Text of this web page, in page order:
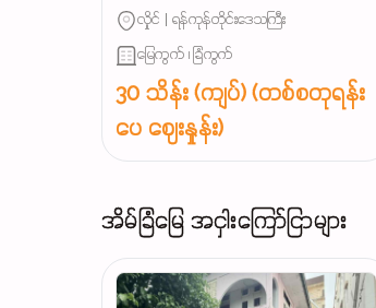
နေရာကောင်မြေကွက် အရောင်း,‼️
လှိုင် | ရန်ကုန်တိုင်းဒေသကြီး
မြေကွက် ၊ ခြံကွက်
30 သိန်း (ကျပ်) (တစ်စတုရန်း
ပေ ဈေးနှုန်း)
အိမ်ခြံမြေ အငှါးကြော်ငြာများ